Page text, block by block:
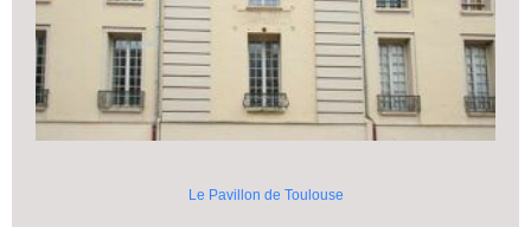
Le Pavillon de Toulouse